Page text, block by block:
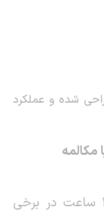
شده و عملکرد
حالت استندبای طولانی (بیش از 100 ساعت در برخی